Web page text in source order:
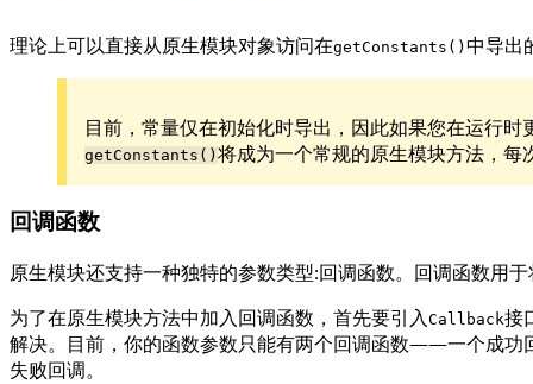
理论上可以直接从原生模块对象访问在getConstants() 中导出
目前，常量仅在初始化时导出，因此如果您在运行
getConstants() 将成为一个常规的原生模块方法，每
回调函数
原生模块还支持一种独特的参数类型:回调函数。回调函数用
为了在原生模块方法中加入回调函数，首先要引入Callback接
解决。目前，你的函数参数只能有两个回调函数——一个成功
失败回调。